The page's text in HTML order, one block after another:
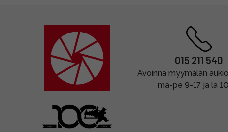
015 211 540
Avoinna myymälän
ma-pe 9-17 ja la